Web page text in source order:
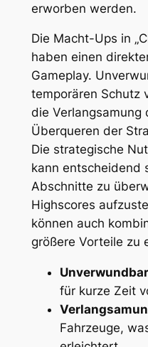
erworben werden.
Die Macht-Ups in
haben einen
Gameplay.
temporären Schutz
die Verlangsamung
Überqueren der
Die strategische
kann entscheidend
Abschnitte zu
Highscores
können auch
größere Vorteile zu
für kurze Zeit
Fahrzeuge,